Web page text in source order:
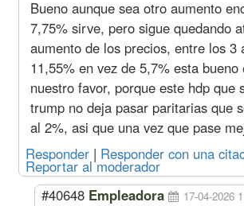
+1,8%
Especializado
Oficial 5235
Medio Oficial
4837
Ayudante
4452
Mes
Abril
+1,9%
Oficial
Especializado
Hora 6011
Oficial 5142
Ayudante
4374
Sereno
Mes 794575
Oficial
Hora 5579
Bueno aunque sea otro aumento
7,75% sirve, pero sigue quedando
aumento de los precios, entre los 3
11,55% en vez de 5,7% esta
nuestro favor, porque este hdp que
trump no deja pasar paritarias que
al 2%, asi que una vez que pase
Responder | Responder con una
Reportar al moderador
#40648 Empleadora 17-04-2026